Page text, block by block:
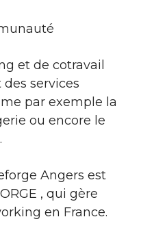
et de cotravail
services
par exemple la
ou encore le
Angers est
, qui gère
en France.